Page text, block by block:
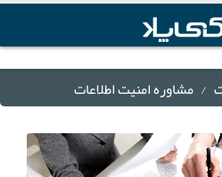
مشاوره امنیت اطلاعات